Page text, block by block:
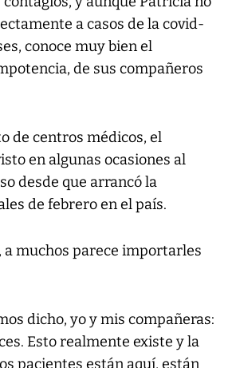
a casos de la covid-
conoce muy bien el
de sus compañeros
de centros médicos, el
en algunas ocasiones al
desde que arrancó la
de febrero en el país.
a muchos parece importarles
dicho, yo y mis compañeras:
Esto realmente existe y la
pacientes están aquí, están